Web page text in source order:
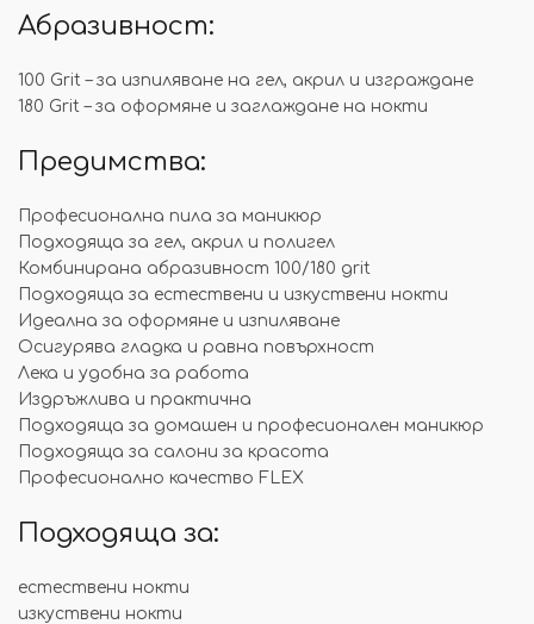
Абразивност:
100 Grit – за изпиляване на гел, акрил и изграждане
180 Grit – за оформяне и заглаждане на нокти
Предимства:
Професионална пила за маникюр
Подходяща за гел, акрил и полигел
Комбинирана абразивност 100/180 grit
Подходяща за естествени и изкуствени нокти
Идеална за оформяне и изпиляване
Осигурява гладка и равна повърхност
Лека и удобна за работа
Издръжлива и практична
Подходяща за домашен и професионален маникюр
Подходяща за салони за красота
Професионално качество FLEX
Подходяща за:
естествени нокти
изкуствени нокти